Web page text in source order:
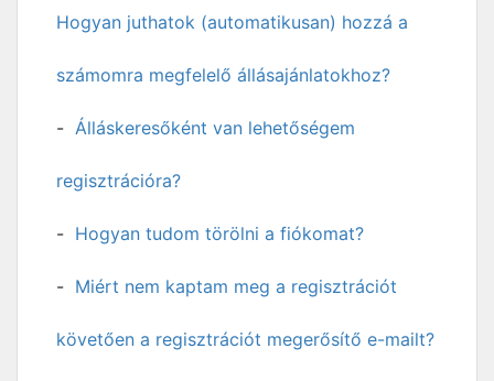
Hogyan juthatok (automatikusan) hozzá a
számomra megfelelő állásajánlatokhoz?
Álláskeresőként van lehetőségem
regisztrációra?
Hogyan tudom törölni a fiókomat?
Miért nem kaptam meg a regisztrációt
követően a regisztrációt megerősítő e-mailt?